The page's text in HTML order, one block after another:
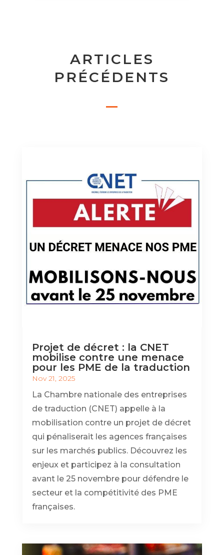
ARTICLES
PRÉCÉDENTS
Projet de décret : la CNET
mobilise contre une menace
pour les PME de la traduction
Nov 21, 2025
La Chambre nationale des entreprises
de traduction (CNET) appelle à la
mobilisation contre un projet de décret
qui pénaliserait les agences françaises
sur les marchés publics. Découvrez les
enjeux et participez à la consultation
avant le 25 novembre pour défendre le
secteur et la compétitivité des PME
françaises.